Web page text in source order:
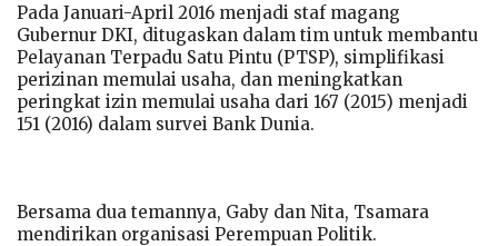
Pada Januari-April 2016 menjadi staf magang
Gubernur DKI, ditugaskan dalam tim untuk membantu
Pelayanan Terpadu Satu Pintu (PTSP), simplifikasi
perizinan memulai usaha, dan meningkatkan
peringkat izin memulai usaha dari 167 (2015) menjadi
151 (2016) dalam survei Bank Dunia.
Bersama dua temannya, Gaby dan Nita, Tsamara
mendirikan organisasi Perempuan Politik.